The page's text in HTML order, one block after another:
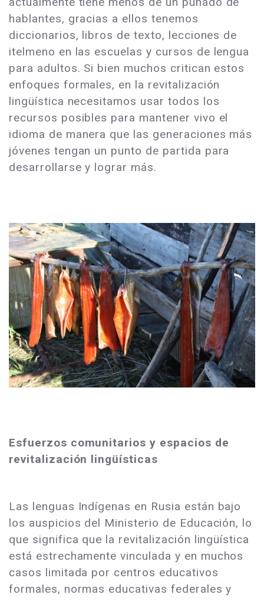
hablantes, gracias a ellos tenemos
diccionarios, libros de texto, lecciones de
itelmeno en las escuelas y cursos de lengua
para adultos. Si bien muchos critican estos
enfoques formales, en la revitalización
lingüística necesitamos usar todos los
recursos posibles para mantener vivo el
idioma de manera que las generaciones más
jóvenes tengan un punto de partida para
desarrollarse y lograr más.
Esfuerzos comunitarios y espacios de
revitalización lingüísticas
Las lenguas Indígenas en Rusia están bajo
los auspicios del Ministerio de Educación, lo
que significa que la revitalización lingüística
está estrechamente vinculada y en muchos
casos limitada por centros educativos
formales, normas educativas federales y